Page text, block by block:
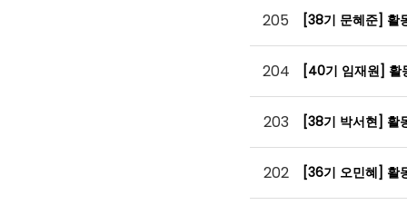
205 [38기 문혜준] 활
204 [40기 임재원] 활
203 [38기 박서현] 활
202 [36기 오민혜] 활